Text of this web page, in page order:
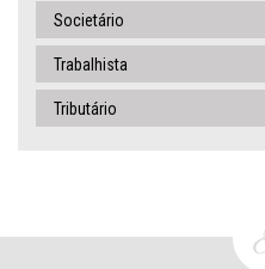
Societário
Trabalhista
Tributário